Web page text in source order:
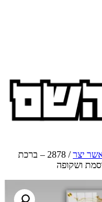
יצר
/ 2878 – ברכת
ושקופה